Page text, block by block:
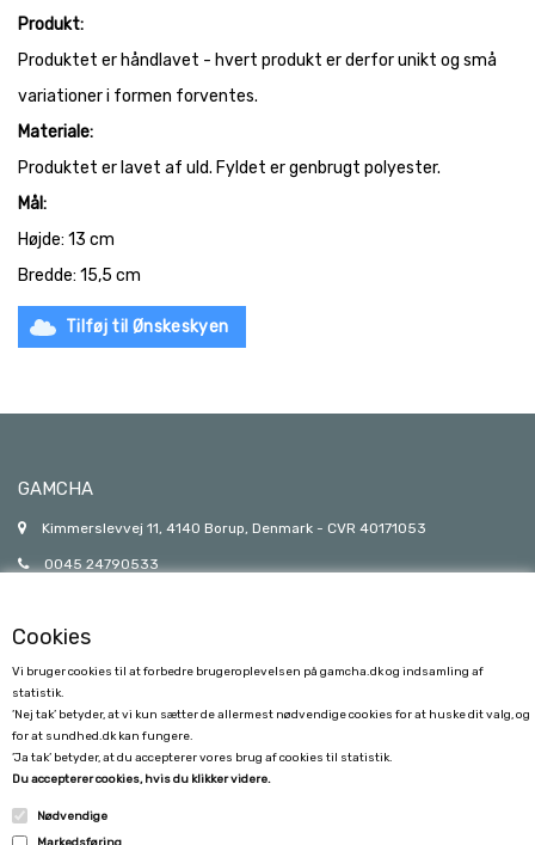
Cookies
Vi bruger cookies til at forbedre brugeroplevelsen på gamcha.dk og indsamling af
statistik.
’Nej tak’ betyder, at vi kun sætter de allermest nødvendige cookies for at huske dit valg, og
for at sundhed.dk kan fungere.
’Ja tak’ betyder, at du accepterer vores brug af cookies til statistik.
Du accepterer cookies, hvis du klikker videre.
Nødvendige
Produkt:
Produktet er håndlavet - hvert produkt er derfor unikt og små
variationer i formen forventes.
Materiale:
Produktet er lavet af uld. Fyldet er genbrugt polyester.
Mål:
Højde: 13 cm
Bredde: 15,5 cm
Tilføj til Ønskeskyen
GAMCHA
Kimmerslevvej 11, 4140 Borup, Denmark - CVR 40171053
0045 24790533
KUNDESERVICE
FORSENDELSE